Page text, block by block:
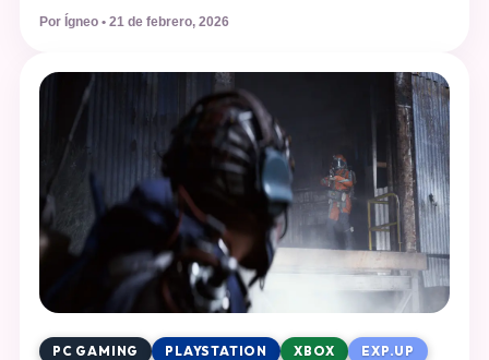
de Teraincursión de 7 estrellas en Pokémon Escarlata y
Púrpura. Los eventos de Teraincursión de 7 estrellas no
Pokémon con el emblema de imbatibilidad que han […]
Por Ígneo • 21 de febrero, 2026
PC GAMING PLAYSTATION XBOX
EXP.UP